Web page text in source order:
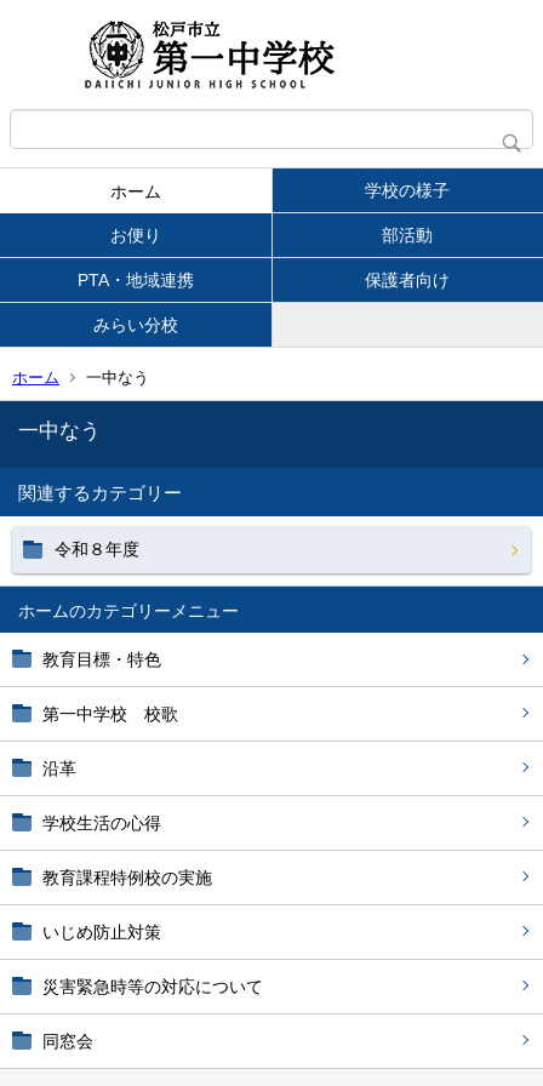
ホーム 学校の様子
お便り 部活動
PTA・地域連携 保護者向け
みらい分校
ホーム 一中なう
ホーム
教育目標・特色
第一中学校 校歌
沿革
学校生活の心得
教育課程特例校の実施
いじめ防止対策
災害緊急時等の対応について
同窓会
一中なう
関連するカテゴリー
令和８年度